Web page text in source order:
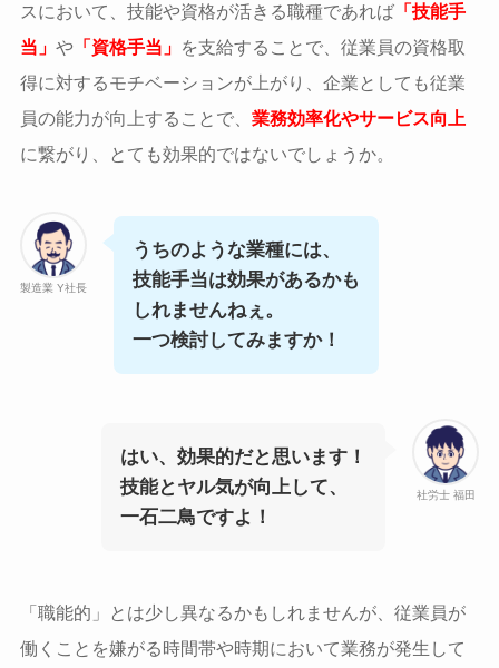
スにおいて、技能や資格が活きる職種であれば「技能手
当」 や「資格手当」 を支給することで、従業員の資格取
得に対するモチベーションが上がり、企業としても従業
員の能力が向上することで、 業務効率化やサービス向上
に繋がり、とても効果的ではないでしょうか。
製造業 Y社長
うちのような業種には、
技能手当は効果があるかも
しれませんねぇ。
一つ検討してみますか！
社労士 福田
はい、効果的だと思います！
技能とヤル気が向上して、
一石二鳥ですよ！
「職能的」とは少し異なるかもしれませんが、従業員が
働くことを嫌がる時間帯や時期において業務が発生して